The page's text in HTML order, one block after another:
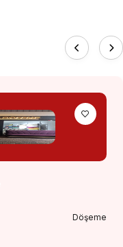
Döşeme